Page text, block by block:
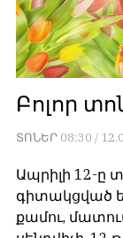
Բոլոր
ՏՈՆԵՐ 08:30 /
Ապրիլի 12-ը
գիտակցված
քամու,